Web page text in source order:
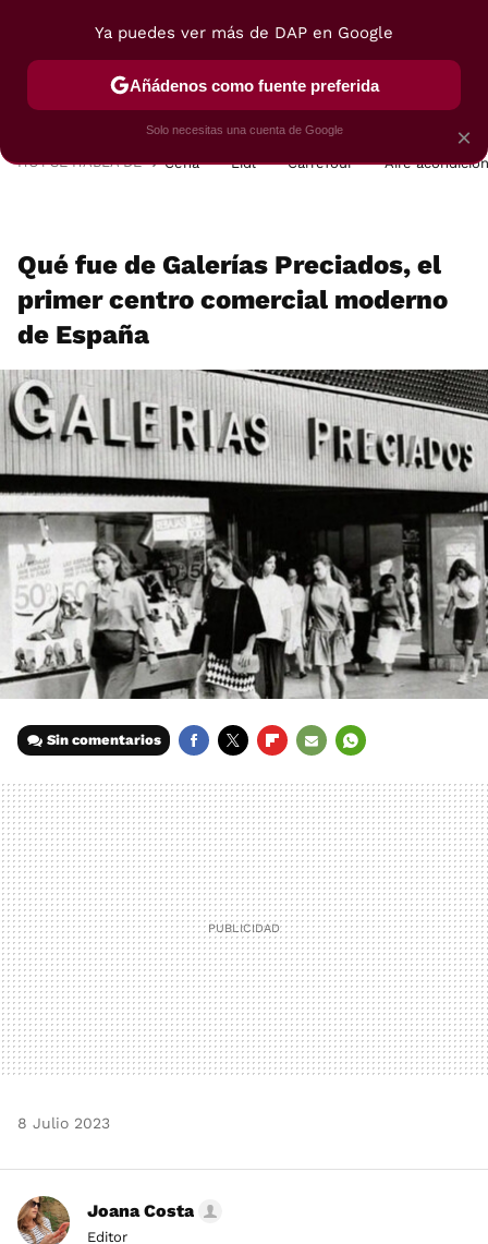
POSTRES VIAJES SELECCIÓN VEGUI
HOY SE HABLA DE Cena Lidl Carrefour Aire
Qué fue de Galerías Preciados, el
primer centro comercial moderno
de España
Sin comentarios
MAIL
8 Julio 2023
Joana Costa
Editor
×
Ya puedes ver más de DAP en Google
Añádenos como fuente preferida
Solo necesitas una cuenta de Google